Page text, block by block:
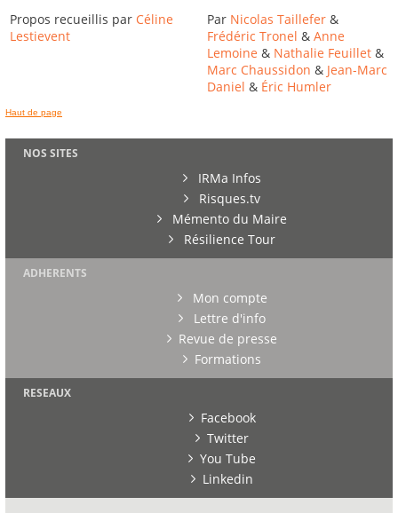
Propos recueillis par Céline
Lestievent
Par Nicolas Taillefer &
Frédéric Tronel &Anne
Lemoine & Nathalie Feuillet &
Marc Chaussidon & Jean-Marc
Daniel & Éric Humler
Haut de page
NOS SITES
IRMa Infos
Risques.tv
Mémento du Maire
Résilience Tour
ADHERENTS
Mon compte
Lettre d'info
Revue de presse
Formations
RESEAUX
Facebook
Twitter
You Tube
Linkedin